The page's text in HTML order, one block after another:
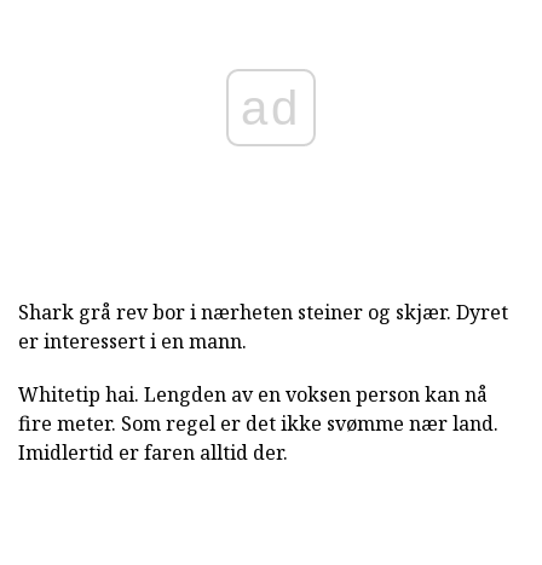
ad
Shark grå rev bor i nærheten steiner og skjær. Dyret
er interessert i en mann.
Whitetip hai. Lengden av en voksen person kan nå
fire meter. Som regel er det ikke svømme nær land.
Imidlertid er faren alltid der.